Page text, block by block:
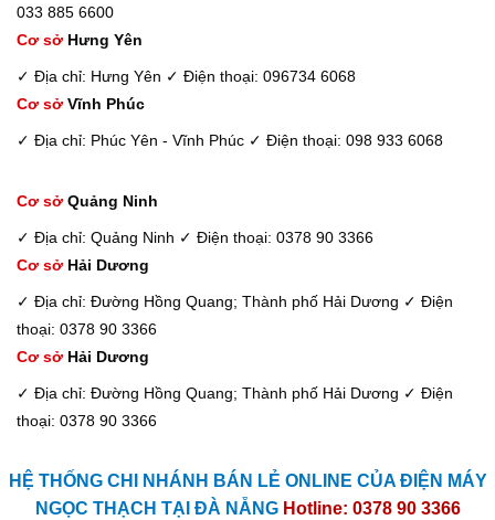
033 885 6600
Cơ sở Hưng Yên
✓ Địa chỉ: Hưng Yên ✓ Điện thoại: 096734 6068
Cơ sở Vĩnh Phúc
✓ Địa chỉ: Phúc Yên - Vĩnh Phúc ✓ Điện thoại: 098 933 6068
Cơ sở Quảng Ninh
✓ Địa chỉ: Quảng Ninh ✓ Điện thoại: 0378 90 3366
Cơ sở Hải Dương
✓ Địa chỉ: Đường Hồng Quang; Thành phố Hải Dương ✓ Điện
thoại: 0378 90 3366
Cơ sở Hải Dương
✓ Địa chỉ: Đường Hồng Quang; Thành phố Hải Dương ✓ Điện
thoại: 0378 90 3366
HỆ THỐNG CHI NHÁNH BÁN LẺ ONLINE CỦA ĐIỆN MÁY
NGỌC THẠCH TẠI ĐÀ NẴNG Hotline: 0378 90 3366